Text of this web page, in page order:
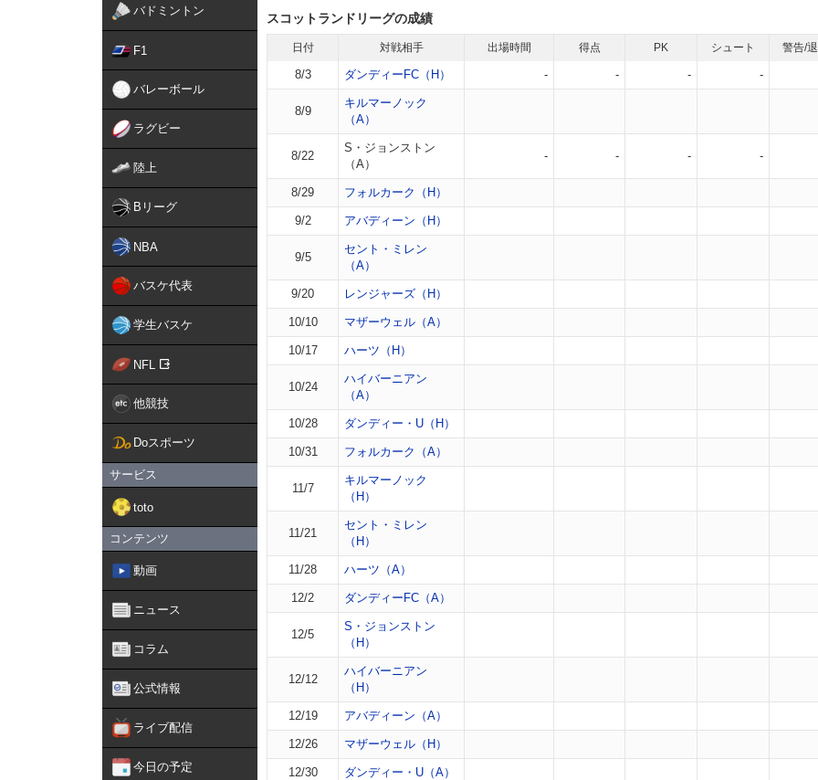
バドミントン
F1
バレーボール
ラグビー
陸上
Bリーグ
NBA
バスケ代表
学生バスケ
NFL
他競技
Doスポーツ
サービス
toto
コンテンツ
動画
ニュース
コラム
公式情報
ライブ配信
今日の予定
スコットランドリーグの成績
日付 対戦相手 出場時間 得点 PK シュート 警告/
8/3 ダンディーFC（H） - - - -
8/9
キルマーノック
（A）
8/22
S・ジョンストン
（A）
- - - -
8/29 フォルカーク（H）
9/2 アバディーン（H）
9/5
セント・ミレン
（A）
9/20 レンジャーズ（H）
10/10 マザーウェル（A）
10/17 ハーツ（H）
10/24
ハイバーニアン
（A）
10/28 ダンディー・U（H）
10/31 フォルカーク（A）
11/7
キルマーノック
（H）
11/21
セント・ミレン
（H）
11/28 ハーツ（A）
12/2 ダンディーFC（A）
12/5
S・ジョンストン
（H）
12/12
ハイバーニアン
（H）
12/19 アバディーン（A）
12/26 マザーウェル（H）
12/30 ダンディー・U（A）